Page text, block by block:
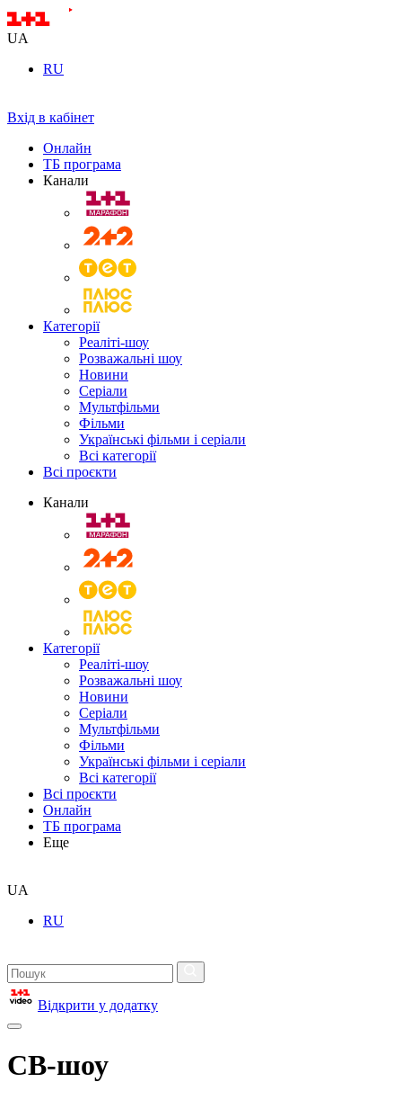
UA
RU
Вхід в кабінет
Онлайн
ТБ програма
Канали
Категорії
Реаліті-шоу
Розважальні шоу
Новини
Серіали
Мультфільми
Фільми
Українські фільми і серіали
Всі категорії
Всі проєкти
Канали
Категорії
Реаліті-шоу
Розважальні шоу
Новини
Серіали
Мультфільми
Фільми
Українські фільми і серіали
Всі категорії
Всі проєкти
Онлайн
ТБ програма
Еще
UA
RU
Відкрити у додатку
СВ-шоу